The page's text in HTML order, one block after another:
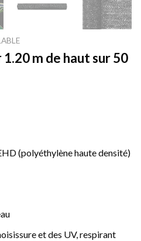
m de haut sur 50
(polyéthylène haute densité)
et des UV, respirant